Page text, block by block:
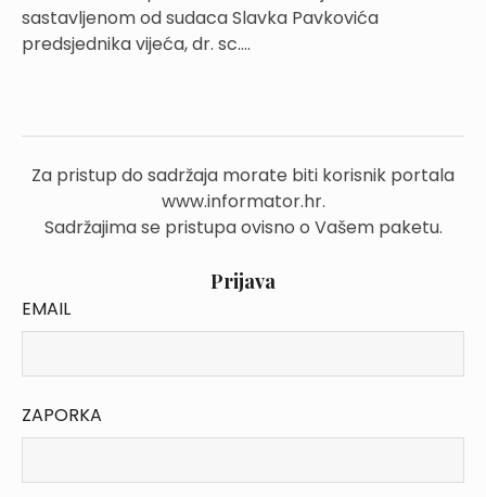
sastavljenom od sudaca Slavka Pavkovića
predsjednika vijeća, dr. sc....
Za pristup do sadržaja morate biti korisnik portala
www.informator.hr.
Sadržajima se pristupa ovisno o Vašem paketu.
Prijava
EMAIL
ZAPORKA